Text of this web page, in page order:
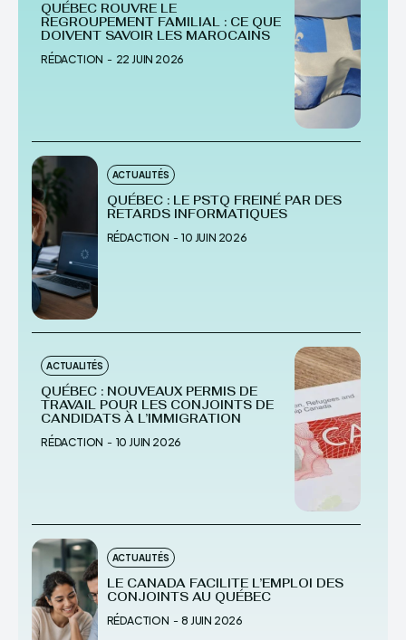
QUÉBEC ROUVRE LE
REGROUPEMENT FAMILIAL : CE QUE
DOIVENT SAVOIR LES MAROCAINS
RÉDACTION - 22 JUIN 2026
ACTUALITÉS
QUÉBEC : LE PSTQ FREINÉ PAR DES
RETARDS INFORMATIQUES
RÉDACTION - 10 JUIN 2026
ACTUALITÉS
QUÉBEC : NOUVEAUX PERMIS DE
TRAVAIL POUR LES CONJOINTS DE
CANDIDATS À L’IMMIGRATION
RÉDACTION - 10 JUIN 2026
ACTUALITÉS
LE CANADA FACILITE L’EMPLOI DES
CONJOINTS AU QUÉBEC
RÉDACTION - 8 JUIN 2026